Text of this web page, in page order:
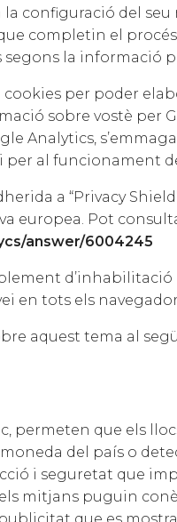
configuració del
completin el
segons la informació
per poder
sobre vostè per
Analytics,
per al funcionament
a “Privacy
europea. Pot
answer/6004245
d’inhabilitació
en tots els
aquest tema al
permeten que els
del país o
i seguretat que
mitjans puguin